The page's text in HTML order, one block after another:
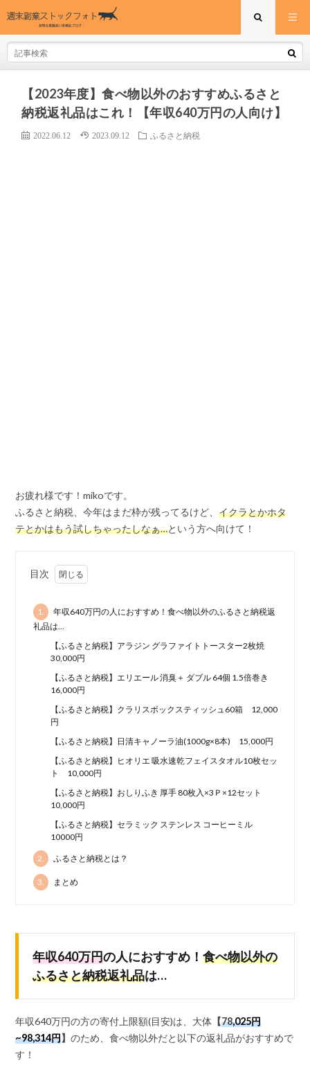
【2023年度】食べ物以外のおすすめふるさと
納税返礼品はこれ！【年収640万円の人向け】
2022.06.12 2023.09.12 ふるさと納税
お疲れ様です！mikoです。
ふるさと納税、今年はまだ枠が残ってるけど、イクラとかホタ
テとかはもう試しちゃったしなぁ…という方へ向けて！
目次
1.
年収640万円の人におすすめ！食べ物以外のふるさと納税返
礼品は…
【ふるさと納税】アラジン グラファイトトースター2枚焼
30,000円
【ふるさと納税】エリエール 消臭＋ ダブル 64個 1.5倍巻き
16,000円
【ふるさと納税】クラリスボックスティッシュ60箱 12,000
円
【ふるさと納税】日清キャノーラ油(1000g×8本) 15,000円
【ふるさと納税】ヒオリエ 吸水速乾フェイスタオル10枚セッ
ト 10,000円
【ふるさと納税】おしりふき 厚手 80枚入×3Ｐ×12セット
10,000円
【ふるさと納税】セラミック ステンレス コーヒーミル
10000円
2. ふるさと納税とは？
3. まとめ
年収640万円の人におすすめ！食べ物以外の
ふるさと納税返礼品は…
年収640万円の方の寄付上限額(目安)は、大体 【78,025円
~98,314円】のため、食べ物以外だと以下の返礼品がおすすめで
す！